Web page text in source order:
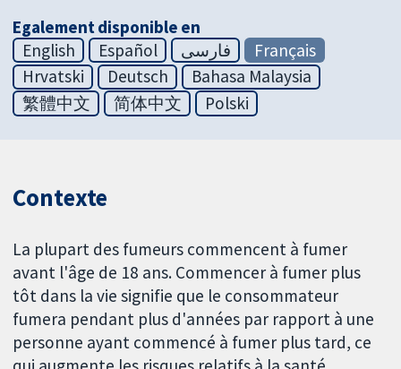
Egalement disponible en
English
Español فارسی
Français
Hrvatski
Deutsch
Bahasa Malaysia
繁體中文
简体中文 Polski
Contexte
La plupart des fumeurs commencent à fumer
avant l'âge de 18 ans. Commencer à fumer plus
tôt dans la vie signifie que le consommateur
fumera pendant plus d'années par rapport à une
personne ayant commencé à fumer plus tard, ce